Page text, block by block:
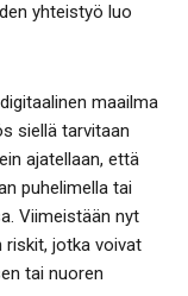
yhteistyö luo
maailma
siellä tarvitaan
ajatellaan, että
puhelimella tai
Viimeistään nyt
riskit, jotka voivat
tai nuoren